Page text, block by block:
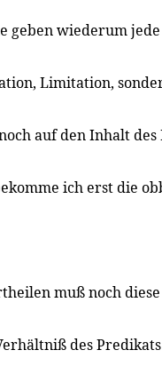
geben wiederum
Limitation,
auf den Inhalt
ich erst die
muß noch
des